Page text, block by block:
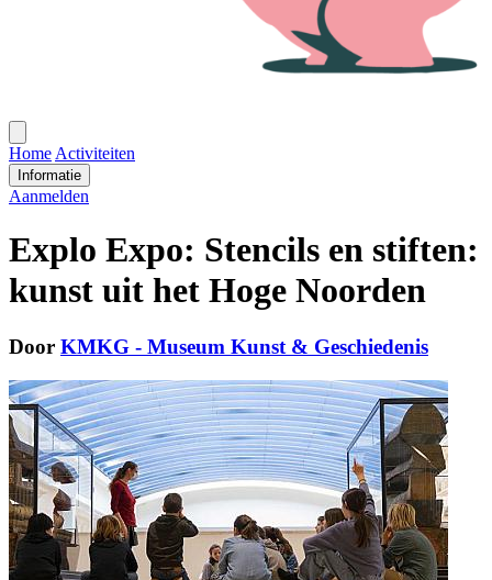
menu
Home Activiteiten
Informatie
Aanmelden
Explo Expo: Stencils en stiften:
kunst uit het Hoge Noorden
Door KMKG - Museum Kunst & Geschiedenis